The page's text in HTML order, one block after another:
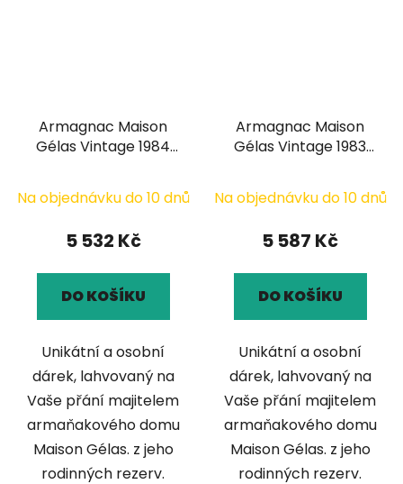
Armagnac Maison
Gélas Vintage 1984
Na objednávku do 10 dnů
5 532 Kč
DO KOŠÍKU
Unikátní a osobní
dárek, lahvovaný na
Vaše přání majitelem
armaňakového domu
Maison Gélas. z jeho
rodinných rezerv.
Armagnac Maison
Gélas Vintage 1983
Na objednávku do 10 dnů
5 587 Kč
DO KOŠÍKU
Unikátní a osobní
dárek, lahvovaný na
Vaše přání majitelem
armaňakového domu
Maison Gélas. z jeho
rodinných rezerv.